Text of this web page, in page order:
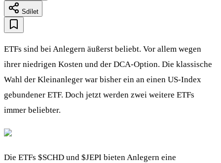
Sdílet
ETFs sind bei Anlegern äußerst beliebt. Vor allem wegen
ihrer niedrigen Kosten und der DCA-Option. Die klassische
Wahl der Kleinanleger war bisher ein an einen US-Index
gebundener ETF. Doch jetzt werden zwei weitere ETFs
immer beliebter.
Die ETFs $SCHD und $JEPI bieten Anlegern eine